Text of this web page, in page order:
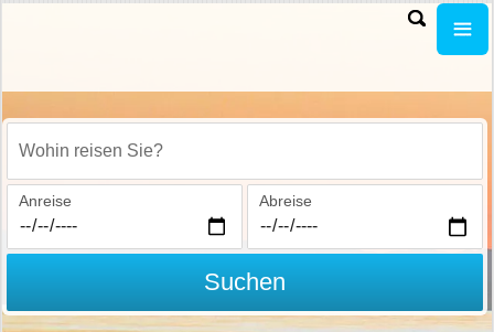
Wohin reisen Sie?
Anreise Abreise
Suchen